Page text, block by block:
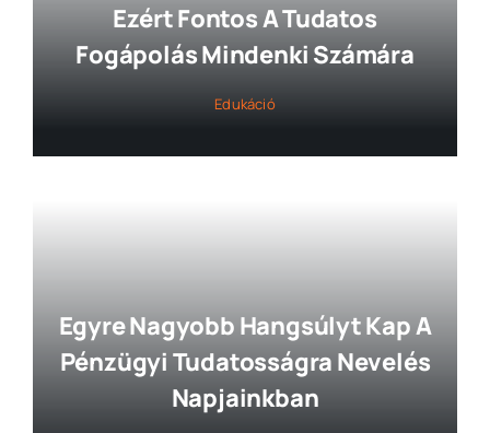
Ezért Fontos A Tudatos
Fogápolás Mindenki Számára
Edukáció
Egyre Nagyobb Hangsúlyt Kap A
Pénzügyi Tudatosságra Nevelés
Napjainkban